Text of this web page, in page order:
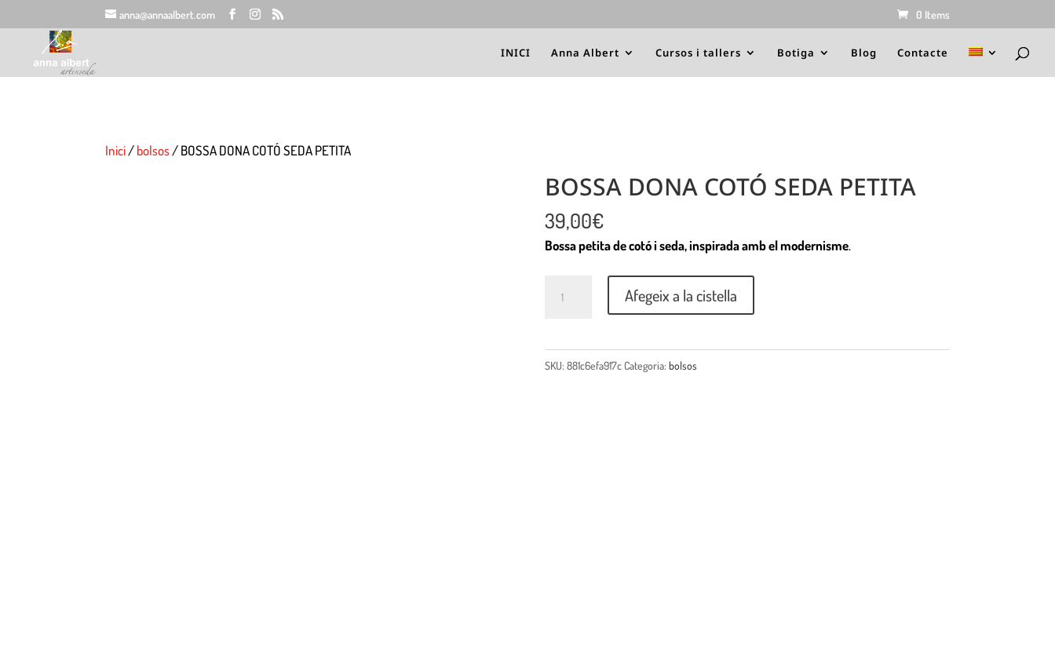
anna@annaalbert.com 0 Items
INICI Anna Albert Cursos i tallers Botiga Blog Contacte
Inici/bolsos/ BOSSA DONA COTÓ SEDA PETITA
BOSSA DONA COTÓ SEDA PETITA
39,00€
Bossa petita de cotó i seda, inspirada amb el modernisme.
Afegeix a la cistella
SKU: 881c6efa917c Categoria: bolsos